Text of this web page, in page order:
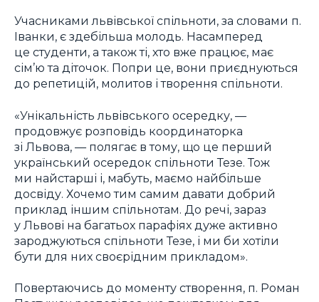
Учасниками львівської спільноти, за словами п.
Іванки, є здебільша молодь. Насамперед
це студенти, а також ті, хто вже працює, має
сім’ю та діточок. Попри це, вони приєднуються
до репетицій, молитов і творення спільноти.
«Унікальність львівського осередку, —
продовжує розповідь координаторка
зі Львова, — полягає в тому, що це перший
український осередок спільноти Тезе. Тож
ми найстарші і, мабуть, маємо найбільше
досвіду. Хочемо тим самим давати добрий
приклад іншим спільнотам. До речі, зараз
у Львові на багатьох парафіях дуже активно
зароджуються спільноти Тезе, і ми би хотіли
бути для них своєрідним прикладом».
Повертаючись до моменту створення, п. Роман